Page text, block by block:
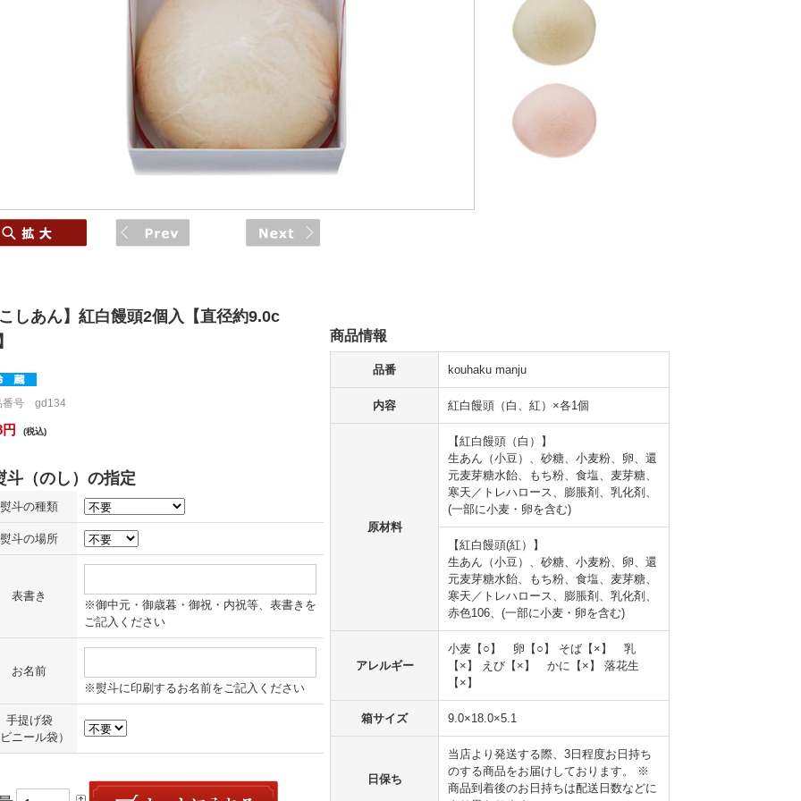
商品情報
品番 kouhaku manju
内容 紅白饅頭（白、紅）×各1個
原材料
【紅白饅頭（白）】
生あん（小豆）、砂糖、小麦粉、卵、還
元麦芽糖水飴、もち粉、食塩、麦芽糖、
寒天／トレハロース、膨脹剤、乳化剤、
(一部に小麦・卵を含む)
【紅白饅頭(紅）】
生あん（小豆）、砂糖、小麦粉、卵、還
元麦芽糖水飴、もち粉、食塩、麦芽糖、
寒天／トレハロース、膨脹剤、乳化剤、
赤色106、(一部に小麦・卵を含む)
アレルギー
小麦【○】 卵【○】 そば【×】 乳
【×】 えび【×】 かに【×】 落花生
【×】
箱サイズ 9.0×18.0×5.1
日保ち
当店より発送する際、3日程度お日持ち
のする商品をお届けしております。 ※
商品到着後のお日持ちは配送日数などに
しあん】 紅白饅頭2個入【直径約9.0c
番号 gd134
(税込)
熨斗の種類
熨斗の場所
表書き
※御中元・御歳暮・御祝・内祝等、表書きを
ご記入ください
お名前
※熨斗に印刷するお名前をご記入ください
手提げ袋
ニール袋）